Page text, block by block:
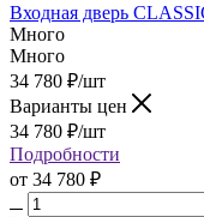
Входная дверь
Много
Много
34 780 ₽/шт
Варианты цен
34 780 ₽/шт
Подробности
от 34 780 ₽